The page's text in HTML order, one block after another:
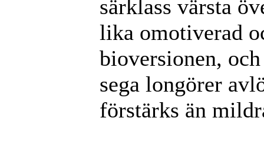
särklass värsta
lika omotiverad
bioversionen,
sega longörer
förstärks än